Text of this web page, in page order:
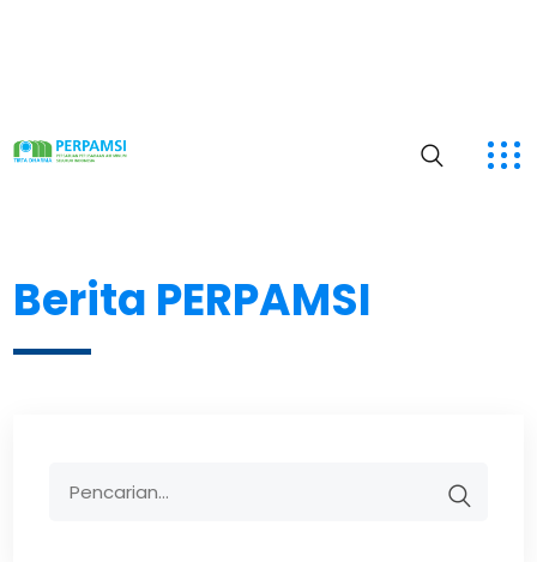
Berita PERPAMSI